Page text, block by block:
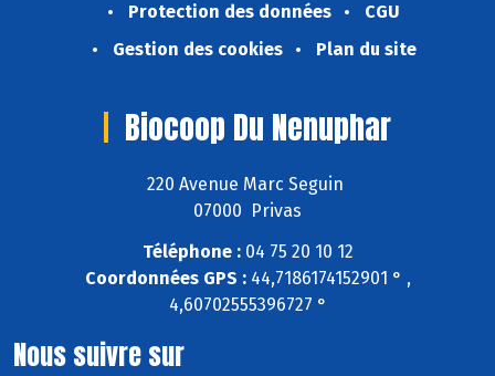
Protection des données
CGU
Gestion des cookies
Plan du site
Biocoop Du Nenuphar
220 Avenue Marc Seguin
07000 Privas
Téléphone :04 75 20 10 12
Coordonnées GPS :44,7186174152901 ° ,
4,60702555396727 °
Nous suivre sur